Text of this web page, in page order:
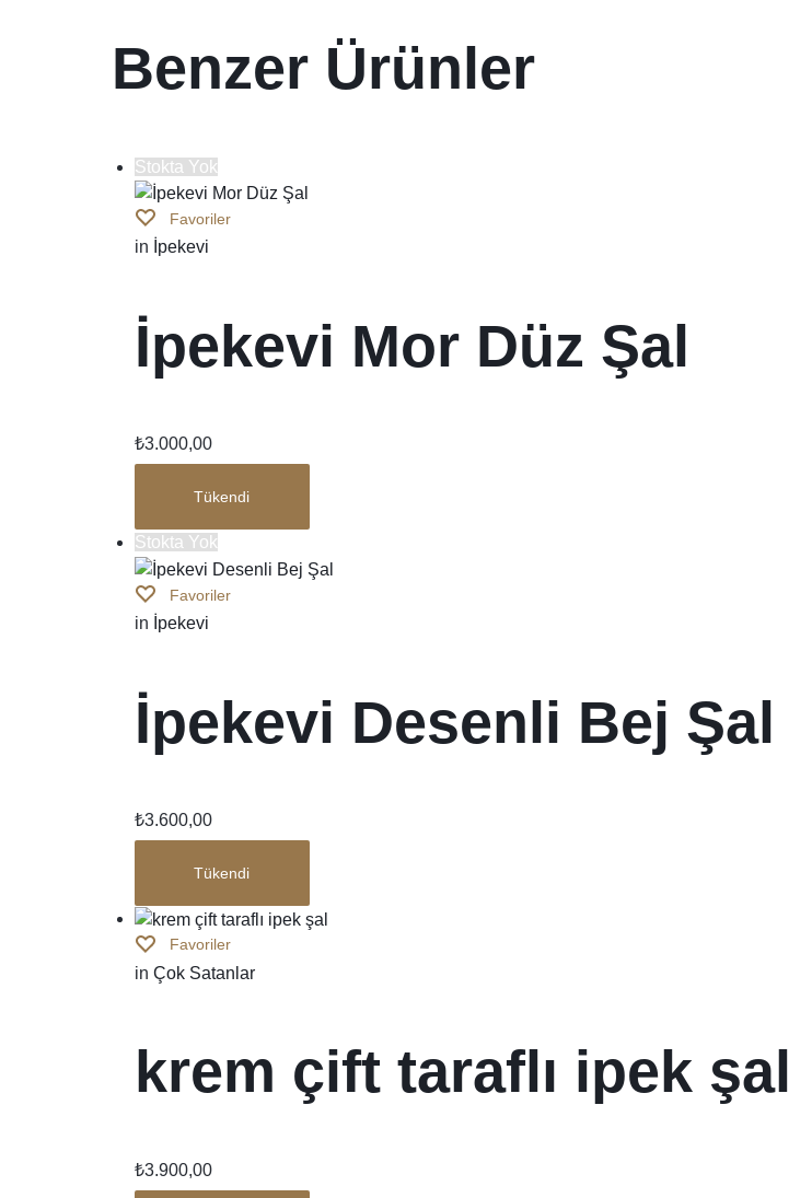
Benzer Ürünler
Stokta Yok
Favoriler
in İpekevi
İpekevi Mor Düz Şal
₺3.000,00
Tükendi
Stokta Yok
Favoriler
in İpekevi
İpekevi Desenli Bej Şal
₺3.600,00
Tükendi
Favoriler
in Çok Satanlar
krem çift taraflı ipek şal
₺3.900,00